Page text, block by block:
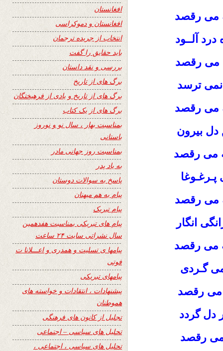
می رقصد
آلــود
می رقصد
ترسد
می رقصد
بیرون
می رقصد
پـرغـوغا
می رقصد
انگار
می رقصد
گـردی
می رقصد
دل گردد
رقصد
افغانستان
افغانستان و دموکراسی
انتخاب از جریده ترجمان
باید حقایق را گفت
بررسی و نقد داستان
برگ های از تاریخ
برگ های از تاریخ و یادی از فرهیختگان
برگ های از یک کتاب
بمناسبت بهار ، سال نو و نوروز
باستانی
بمناسبت روز جهانی مادر
به یاد پدر
پاسخ به سوالات دوستان
پیام به هم میهنان
پیام تبریک
پیام های تبریکی بمناسبت هفدهمین
سال نشراتی سایت ۲۴ ساعت
پیامها ی تسلیت و همدری و اعـــلانا ت
فوتی
پیامهای تبریکی
پیشنهادات ، انتقادات و خواسته های
هموطنان
تجلیل از کانون های فرهنگی
تحلیل های سیاسی – اجتماعی
تحلیل های سیاسی ، اجتماعی ،